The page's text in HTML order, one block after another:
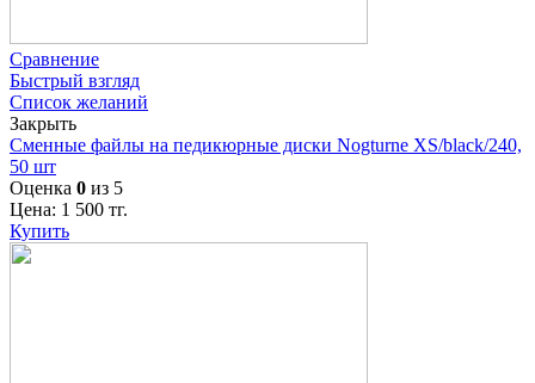
Сравнение
Быстрый взгляд
Список желаний
Закрыть
Сменные файлы на педикюрные диски Nogturne XS/black/240,
50 шт
Оценка 0 из 5
Цена: 1 500 тг.
Купить